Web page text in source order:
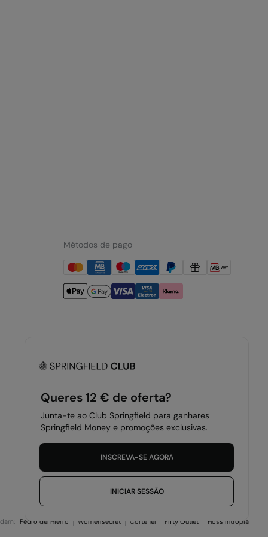
Métodos de pago
Portugal - Azores Português
Pedro del Hierro Women'secret Cortefiel Fifty Outlet Hoss Intropia
Queres 12 € de oferta?
Junta-te ao Club Springfield para ganhares
Springfield Money e promoções exclusivas.
INSCREVA-SE AGORA
INICIAR SESSÃO